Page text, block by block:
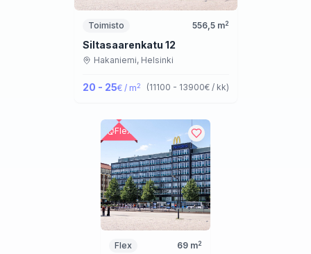
Toimisto 556,5m2
Siltasaarenkatu 12
Hakaniemi, Helsinki
20 - 25€ / m2 (11100 - 13900€ / kk)
Flex
Flex 69 m2